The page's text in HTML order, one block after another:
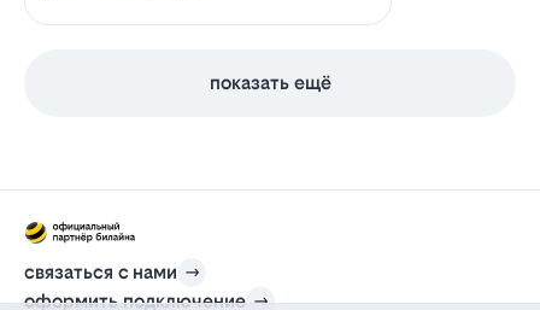
показать ещё
связаться с нами
оформить подключение